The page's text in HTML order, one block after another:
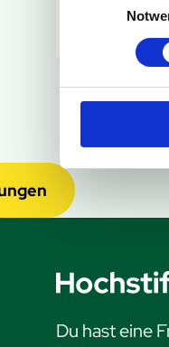
Weitere
Du hast eine